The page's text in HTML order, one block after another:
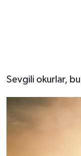
Sevgili okurlar,